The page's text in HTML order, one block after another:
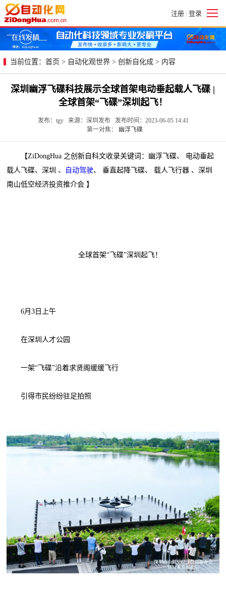
注册 | 登录
当前位置： 首页 > 自动化观世界 > 创新自化成 > 内容
深圳幽浮飞碟科技展示全球首架电动垂起载人飞碟 |
全球首架“飞碟”深圳起飞！
发布：tgy 来源：深圳发布 发布时间：2023-06-05 14:41
第一对焦：
幽浮飞碟
【ZiDongHua 之创新自科文收录关键词：幽浮飞碟、 电动垂起
载人飞碟、深圳 、
自动驾驶、 垂直起降飞碟、 载人飞行器 、深圳
南山低空经济投资推介会 】
全球首架“飞碟”深圳起飞！
6月3日上午
在深圳人才公园
一架“飞碟”沿着求贤阁缓缓飞行
引得市民纷纷驻足拍照